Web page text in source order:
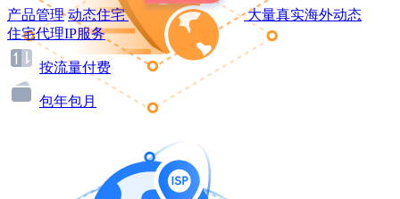
产品管理 动态住宅
大量真实海外动态
住宅代理IP服务
按流量付费
包年包月